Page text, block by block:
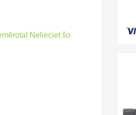
Nelieciet šo